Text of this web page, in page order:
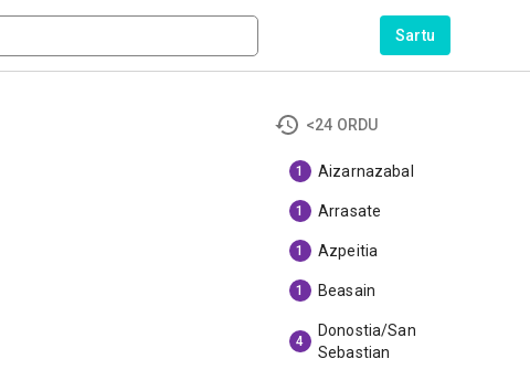
Sartu
<24 ORDU
1 Aizarnazabal
1 Arrasate
1 Azpeitia
1 Beasain
4
Donostia/San
Sebastian